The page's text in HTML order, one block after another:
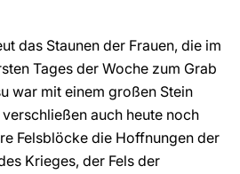
das Staunen der Frauen, die im
Tages der Woche zum Grab
war mit einem großen Stein
auch heute noch
Felsblöcke die Hoffnungen der
Krieges, der Fels der